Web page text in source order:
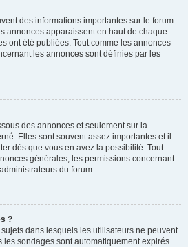
des informations importantes sur le forum
annonces apparaissent en haut de chaque
ont été publiées. Tout comme les annonces
les annonces sont définies par les
des annonces et seulement sur la
Elles sont souvent assez importantes et il
dès que vous en avez la possibilité. Tout
générales, les permissions concernant
du forum.
?
dans lesquels les utilisateurs ne peuvent
sondages sont automatiquement expirés.